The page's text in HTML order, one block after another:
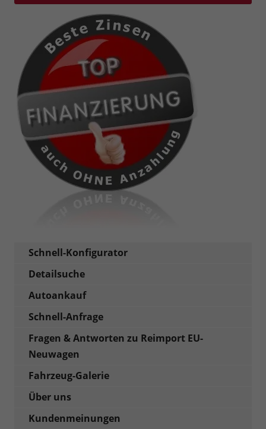
Schnell-Konfigurator
Detailsuche
Autoankauf
Schnell-Anfrage
Fragen & Antworten zu Reimport EU-
Neuwagen
Fahrzeug-Galerie
Über uns
Kundenmeinungen